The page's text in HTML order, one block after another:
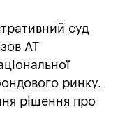
суд
АТ
ринку.
рішення про